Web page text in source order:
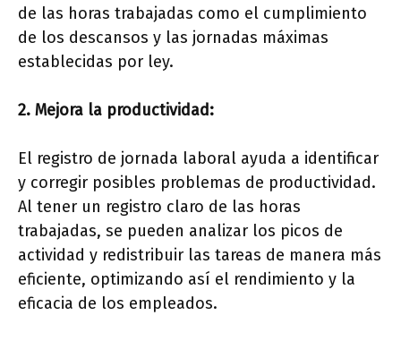
de las horas trabajadas como el cumplimiento
de los descansos y las jornadas máximas
establecidas por ley.
2. Mejora la productividad:
El registro de jornada laboral ayuda a identificar
y corregir posibles problemas de productividad.
Al tener un registro claro de las horas
trabajadas, se pueden analizar los picos de
actividad y redistribuir las tareas de manera más
eficiente, optimizando así el rendimiento y la
eficacia de los empleados.